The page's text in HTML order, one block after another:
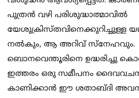
പുത്രൻ വഴി പരിശുദ്ധാത്മാവിൽ
യേശുക്രിസ്തവിനെക്കുറിച്ചുള്ള
നൽകും, ആ അറിവ് സ്നേഹവും.
ബൊനവെന്തൂരിനെ ഉദ്ധരിച്ചു
ഇത്തരം ഒരു സമീപനം
കാണിക്കാൻ ഈ ശതാബ്ദി